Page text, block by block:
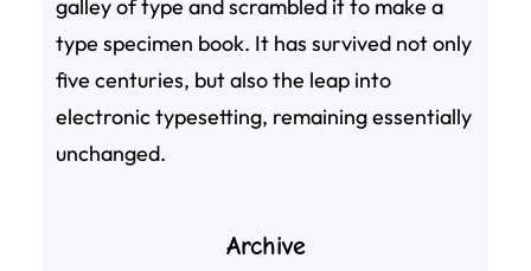
galley of type and scrambled it to make a
type specimen book. It has survived not only
five centuries, but also the leap into
electronic typesetting, remaining essentially
unchanged.
Archive